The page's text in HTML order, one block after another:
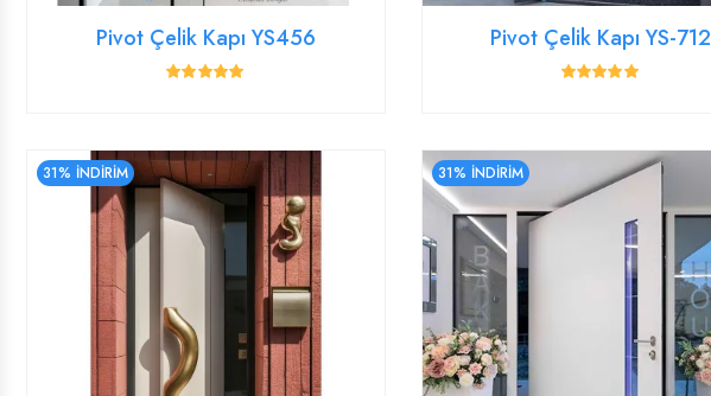
Pivot Çelik Kapı YS456 Pivot Çelik Kapı YS-712
31% İNDİRİM 31% İNDİRİM